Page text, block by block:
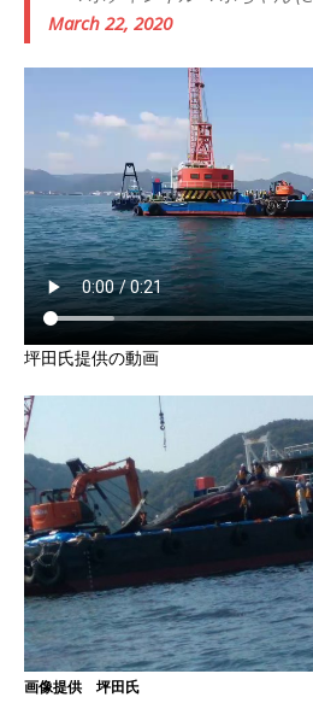
March 22, 2020
坪田氏提供の動画
画像提供 坪田氏